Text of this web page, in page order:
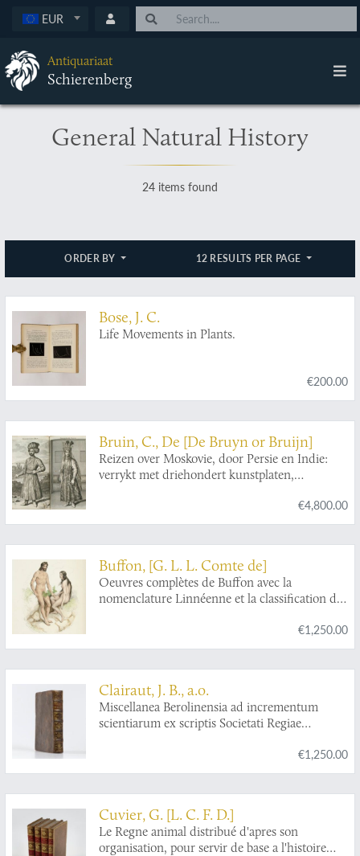
EUR
Antiquariaat
Schierenberg
General Natural History
24 items found
ORDER BY 12 RESULTS PER PAGE
Bose, J. C.
Life Movements in Plants.
€200.00
Bruin, C., De [De Bruyn or Bruijn]
Reizen over Moskovie, door Persie en Indie:
verrykt met driehondert kunstplaten,
steden, ook de byzondere dragten, beesten,
gewassen en planten, die door gevonden
heerlijke en van oudts de geheele werrelt door
befaemde hof van Persepolis, by den Persianen
Tchilminar genaemt. Alles door den Autheur
afgetekent, en nooit voor dezen in 't ligt
gebragt.
€4,800.00
Buffon, [G. L. L. Comte de]
Oeuvres complètes de Buffon avec la
nomenclature Linnéenne et la classification de
l'Imprimerie Royale et annotées par M.
Flourens.
€1,250.00
Clairaut, J. B., a.o.
Miscellanea Berolinensia ad incrementum
scientiarum ex scriptis Societati Regiae
materiarum.
€1,250.00
Cuvier, G. [L. C. F. D.]
Le Regne animal distribué d'apres son
organisation, pour servir de base a l'histoire